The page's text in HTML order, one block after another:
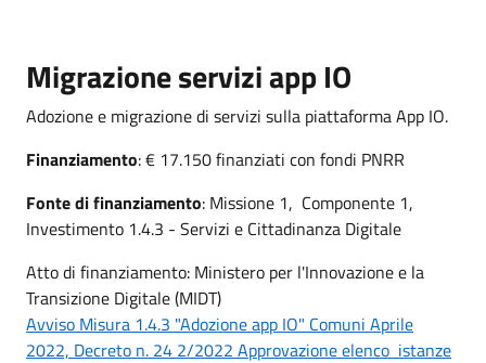
Migrazione servizi app IO
Adozione e migrazione di servizi sulla piattaforma App IO.
Finanziamento: € 17.150 finanziati con fondi PNRR
Fonte di finanziamento: Missione 1, Componente 1,
Investimento 1.4.3 - Servizi e Cittadinanza Digitale
Atto di finanziamento: Ministero per l'Innovazione e la
Transizione Digitale (MIDT)
Avviso Misura 1.4.3 "Adozione app IO" Comuni Aprile
2022, Decreto n. 24 2/2022 Approvazione elenco istanze